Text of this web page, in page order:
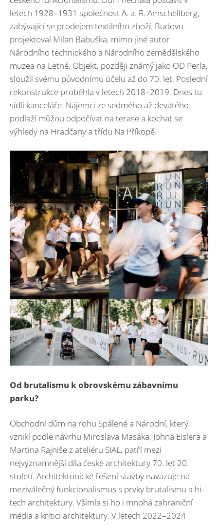
letech 1928–1931 společnost A. a. R. Amschellberg,
zabývající se prodejem textilního zboží. Budovu
projektoval Milan Babuška, mimo jiné autor
Národního technického a Národního zemědělského
muzea na Letné. Objekt, později známý jako OD Perla,
sloužil svému původnímu účelu až do 70. let. Poslední
rekonstrukce proběhla v letech 2018–2019. Dnes tu
sídlí kanceláře. Nájemci ze sedmého až devátého
podlaží můžou odpočívat na terase a kochat se
výhledy na Hradčany a třídu Na Příkopě.
Od brutalismu k obrovskému zábavnímu
parku?
Obchodní dům na rohu Spálené a Národní, který
vznikl podle návrhu Miroslava Masáka, Johna Eislera a
Martina Rajniše z ateliéru SIAL, patří mezi
nejvýznamnější díla české architektury 70. let 20.
století. Architektonické řešení stavby navazuje na
meziválečný funkcionalismus s prvky brutalismu a hi-
tech architektury. Všimla si ho i mnohá zahraniční
média a kritici architektury. V letech 2022–2024